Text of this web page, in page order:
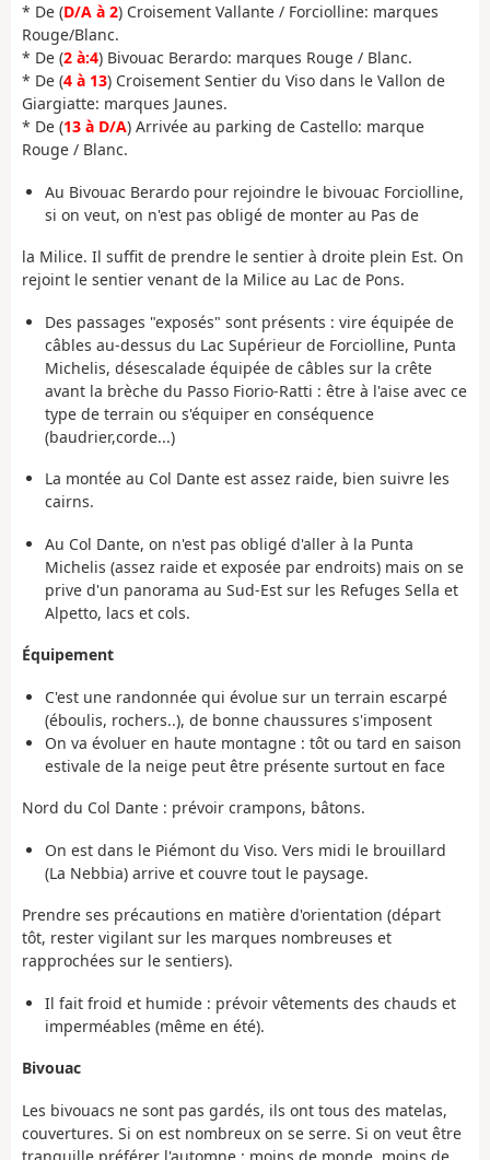
* De (D/A à 2) Croisement Vallante / Forciolline: marques
Rouge/Blanc.
* De (2 à:4) Bivouac Berardo: marques Rouge / Blanc.
* De (4 à 13) Croisement Sentier du Viso dans le Vallon de
Giargiatte: marques Jaunes.
* De (13 à D/A) Arrivée au parking de Castello: marque
Rouge / Blanc.
Au Bivouac Berardo pour rejoindre le bivouac Forciolline,
si on veut, on n'est pas obligé de monter au Pas de
la Milice. Il suffit de prendre le sentier à droite plein Est. On
rejoint le sentier venant de la Milice au Lac de Pons.
Des passages "exposés" sont présents : vire équipée de
câbles au-dessus du Lac Supérieur de Forciolline, Punta
Michelis, désescalade équipée de câbles sur la crête
avant la brèche du Passo Fiorio-Ratti : être à l'aise avec ce
type de terrain ou s'équiper en conséquence
(baudrier,corde...)
La montée au Col Dante est assez raide, bien suivre les
cairns.
Au Col Dante, on n'est pas obligé d'aller à la Punta
Michelis (assez raide et exposée par endroits) mais on se
prive d'un panorama au Sud-Est sur les Refuges Sella et
Alpetto, lacs et cols.
Équipement
C'est une randonnée qui évolue sur un terrain escarpé
(éboulis, rochers..), de bonne chaussures s'imposent
On va évoluer en haute montagne : tôt ou tard en saison
estivale de la neige peut être présente surtout en face
Nord du Col Dante : prévoir crampons, bâtons.
On est dans le Piémont du Viso. Vers midi le brouillard
(La Nebbia) arrive et couvre tout le paysage.
Prendre ses précautions en matière d'orientation (départ
tôt, rester vigilant sur les marques nombreuses et
rapprochées sur le sentiers).
Il fait froid et humide : prévoir vêtements des chauds et
imperméables (même en été).
Bivouac
Les bivouacs ne sont pas gardés, ils ont tous des matelas,
couvertures. Si on est nombreux on se serre. Si on veut être